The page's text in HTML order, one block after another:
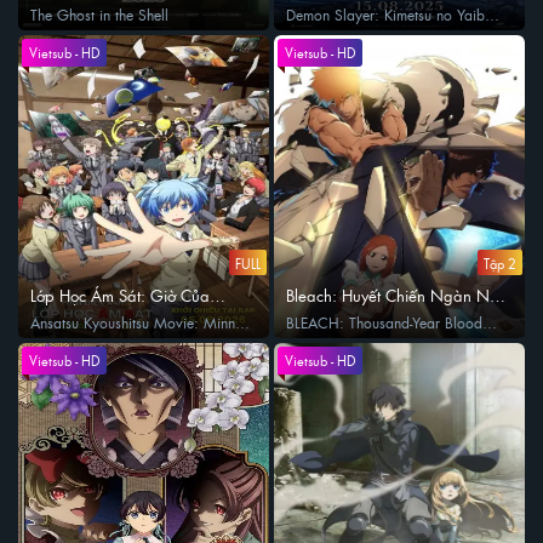
The Ghost in the Shell
Thành
Demon Slayer: Kimetsu no Yaiba
Infinity Castle
Vietsub - HD
FULL
Lớp Học Ám Sát: Giờ Của
Chúng Ta
Ansatsu Kyoushitsu Movie: Minna
no Jikan
Vietsub - HD
Tập 2
Bleach: Huyết Chiến Ngàn Năm
- Kiếp Nạn
BLEACH: Thousand-Year Blood
War - The Calamity
Vietsub - HD Vietsub - HD